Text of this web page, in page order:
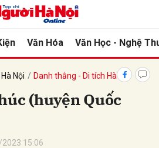
Văn Hóa Văn Học - Nghệ
Nội Danh thắng - Di tích Hà Nội
(huyện Quốc
15:06